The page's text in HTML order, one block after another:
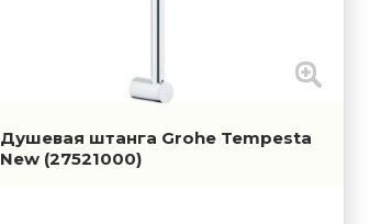
Душевая штанга Grohe Tempesta
New (27521000)